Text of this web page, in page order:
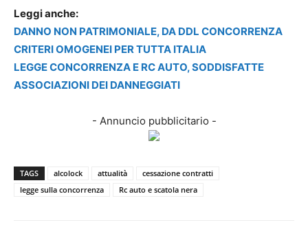
Leggi anche:
DANNO NON PATRIMONIALE, DA DDL CONCORRENZA
CRITERI OMOGENEI PER TUTTA ITALIA
LEGGE CONCORRENZA E RC AUTO, SODDISFATTE
ASSOCIAZIONI DEI DANNEGGIATI
- Annuncio pubblicitario -
TAGS alcolock attualità
cessazione contratti
legge sulla concorrenza
Rc auto e scatola nera